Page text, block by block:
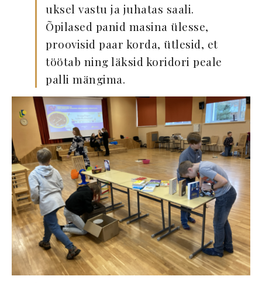
uksel vastu ja juhatas saali.
Õpilased panid masina ülesse,
proovisid paar korda, ütlesid, et
töötab ning läksid koridori peale
palli mängima.